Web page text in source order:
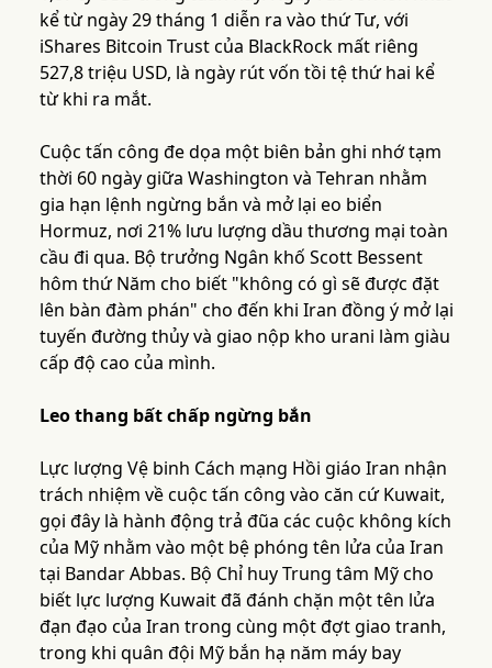
kể từ ngày 29 tháng 1 diễn ra vào thứ Tư, với
iShares Bitcoin Trust của BlackRock mất riêng
527,8 triệu USD, là ngày rút vốn tồi tệ thứ hai kể
từ khi ra mắt.
Cuộc tấn công đe dọa một biên bản ghi nhớ tạm
thời 60 ngày giữa Washington và Tehran nhằm
gia hạn lệnh ngừng bắn và mở lại eo biển
Hormuz, nơi 21% lưu lượng dầu thương mại toàn
cầu đi qua. Bộ trưởng Ngân khố Scott Bessent
hôm thứ Năm cho biết "không có gì sẽ được đặt
lên bàn đàm phán" cho đến khi Iran đồng ý mở lại
tuyến đường thủy và giao nộp kho urani làm giàu
cấp độ cao của mình.
Leo thang bất chấp ngừng bắn
Lực lượng Vệ binh Cách mạng Hồi giáo Iran nhận
trách nhiệm về cuộc tấn công vào căn cứ Kuwait,
gọi đây là hành động trả đũa các cuộc không kích
của Mỹ nhằm vào một bệ phóng tên lửa của Iran
tại Bandar Abbas. Bộ Chỉ huy Trung tâm Mỹ cho
biết lực lượng Kuwait đã đánh chặn một tên lửa
đạn đạo của Iran trong cùng một đợt giao tranh,
trong khi quân đội Mỹ bắn hạ năm máy bay